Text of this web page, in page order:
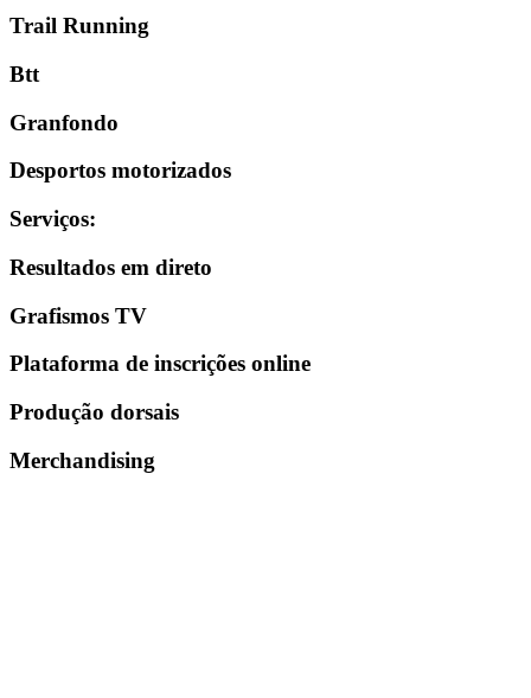
Trail Running
Btt
Granfondo
Desportos motorizados
Serviços:
Resultados em direto
Grafismos TV
Plataforma de inscrições online
Produção dorsais
Merchandising